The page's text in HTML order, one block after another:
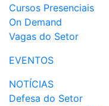
Cursos Presenciais
On Demand
Vagas do Setor
EVENTOS
NOTÍCIAS
Defesa do Setor